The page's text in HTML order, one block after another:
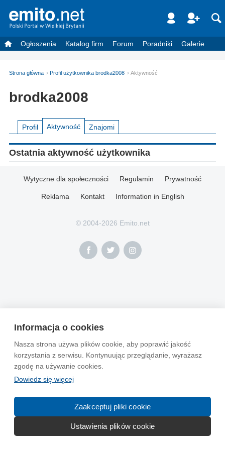
Informacja o cookies
Nasza strona używa plików cookie, aby poprawić jakość
korzystania z serwisu. Kontynuując przeglądanie, wyrażasz
zgodę na używanie cookies.
Dowiedz się więcej
Zaakceptuj pliki cookie
Ustawienia plików cookie
Ogłoszenia Katalog firm Forum Poradniki Galerie
Strona główna Profil użytkownika brodka2008 Aktywność
brodka2008
Profil Aktywność Znajomi
Ostatnia aktywność użytkownika
Wytyczne dla społeczności Regulamin Prywatność
Reklama Kontakt Information in English
© 2004-2026 Emito.net